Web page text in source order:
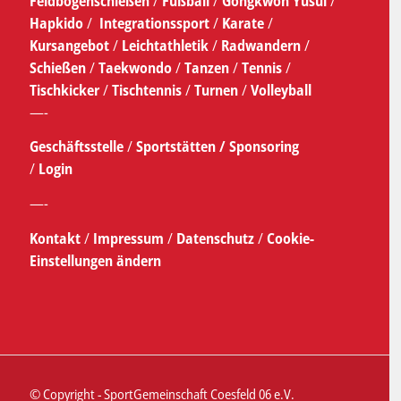
Hapkido/ Integrationssport/ Karate/
Kursangebot/Leichtathletik/ Radwandern/
Schießen/Taekwondo/Tanzen/Tennis/
Tischkicker/Tischtennis/Turnen/Volleyball
—-
Geschäftsstelle/Sportstätten /Sponsoring
/ Login
—-
Kontakt/ Impressum / Datenschutz/Cookie-
Einstellungen ändern
© Copyright - SportGemeinschaft Coesfeld 06 e.V.